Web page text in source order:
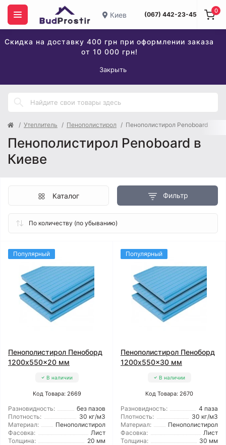
Киев (067) 442-23-45
Скидка на доставку 400 грн при оформлении заказа
от 10 000 грн!
Закрыть
0
Утеплитель Пенополистирол Пенополистирол Penoboard
Пенополистирол Penoboard в
Киеве
Фильтр
Каталог
Популярный
Пенополистирол Пеноборд
1200x550x20 мм
В наличии
Код Товара: 2669
Разновидность:
без пазов
Плотность:
30 кг/м3
Материал:
Пенополистирол
Фасовка:
Лист
Толщина:
20 мм
Популярный
Пенополистирол Пеноборд
1200x550x30 мм
В наличии
Код Товара: 2670
Разновидность:
4 паза
Плотность:
30 кг/м3
Материал:
Пенополистирол
Фасовка:
Лист
Толщина:
30 мм